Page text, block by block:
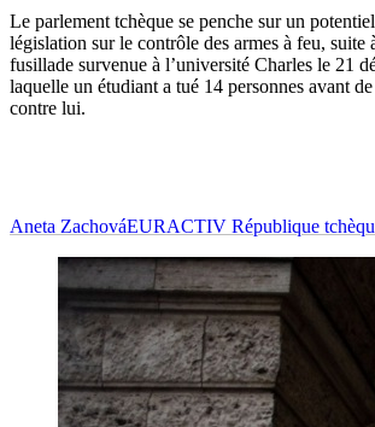
Le parlement tchèque se penche sur un
législation sur le contrôle des armes à feu, suite
fusillade survenue à l’université Charles le 21
laquelle un étudiant a tué 14 personnes avant
contre lui.
Aneta ZachováEURACTIV République